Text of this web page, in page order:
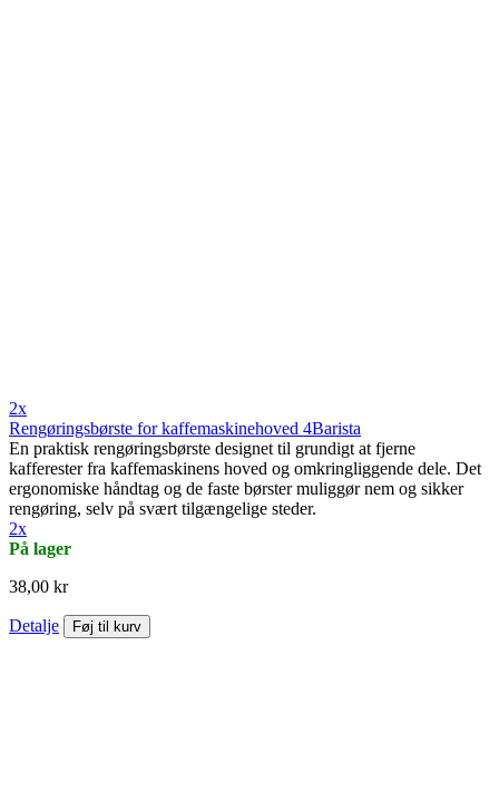
2x
Rengøringsbørste for kaffemaskinehoved 4Barista
En praktisk rengøringsbørste designet til grundigt at fjerne
kafferester fra kaffemaskinens hoved og omkringliggende dele. Det
ergonomiske håndtag og de faste børster muliggør nem og sikker
rengøring, selv på svært tilgængelige steder.
2x
På lager
38,00 kr
Detalje Føj til kurv